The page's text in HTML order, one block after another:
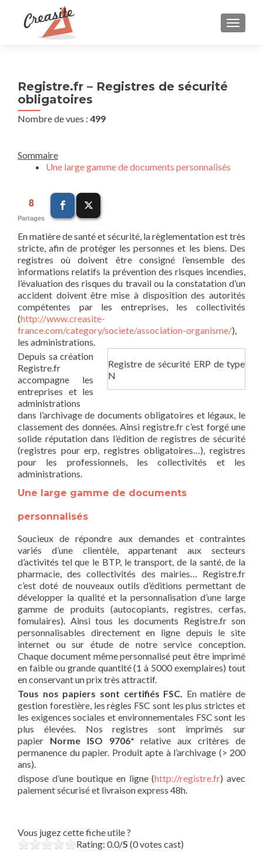
Registre.fr – Registres de sécurité
obligatoires
Nombre de vues : 499
Sommaire
Une large gamme de documents personnalisés
8
Partages
En matière de santé et sécurité, la règlementation est très
stricte, afin de protéger les personnes et les biens. Des
registres où doivent être consigné l’ensemble des
informations relatifs la prévention des risques incendies,
l’évaluation des risques du travail ou la constatation d’un
accident doivent être mise à disposition des autorités
compétentes par les entreprises, les collectivités
(http://www.creasite-
france.com/category/societe/association-organisme/),
les administrations.
Registre de sécurité ERP de type
N
Depuis sa création
Registre.fr
accompagne les
entreprises et les
administrations
dans l’archivage de documents obligatoires et légaux, le
classement des données. Ainsi registre.fr c’est forgé une
solide réputation dans l’édition de registres de sécurité
(registres pour erp, registres obligatoires…), registres
pour les professionnels, les collectivités et les
administrations.
Une large gamme de documents
personnalisés
Soucieux de répondre aux demandes et contraintes
variés d’une clientèle, appartenant aux secteurs
d’activités tel que le BTP, le transport, de la santé, de la
pharmacie, des collectivités des mairies… Registre.fr
c’est doté de nouveaux outils d’éditions permettant de
développer la qualité et la personnalisation d’une large
gamme de produits (autocopiants, registres, cerfas,
fomulaires). Ainsi tous les documents Registre.fr son
personnalisables directement en ligne depuis le site
internet ou sur étude de notre service conception.
Chaque document même personnalisé peut être imprimé
en faible ou grande quantité (1 à 5000 exemplaires) tout
en conservant un prix très attractif.
Tous nos papiers sont certifiés FSC. En matière de
gestion forestière, les règles FSC sont les plus strictes et
les exigences sociales et environnementales FSC sont les
plus élevées. Nos registres sont imprimés sur
papier Norme ISO 9706*relative aux critères de
permanence du papier. Produit apte à l’archivage (> 200
ans).
dispose d’une boutique en ligne (http://registre.fr) avec
paiement sécurisé et livraison express 48h.
Vous jugez cette fiche utile ?
Rating: 0.0/5 (0 votes cast)